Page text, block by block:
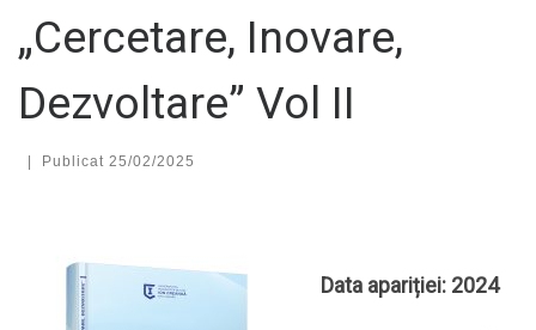
„Cercetare, Inovare,
Dezvoltare” Vol II
Publicat 25/02/2025
Data apariției: 2024